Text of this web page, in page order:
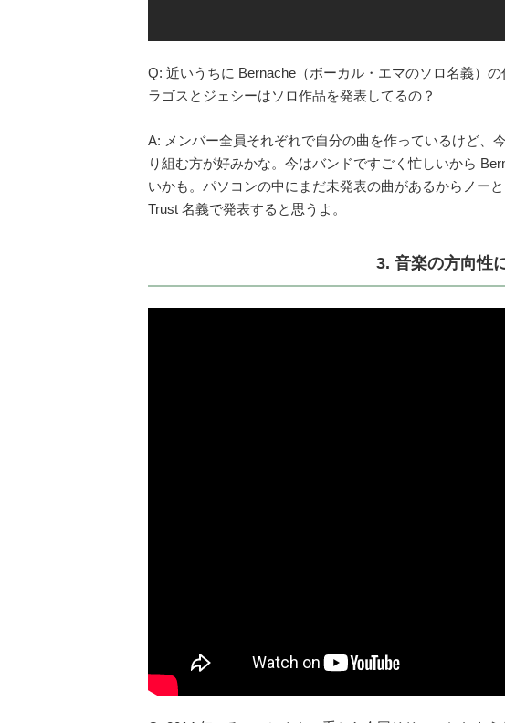
Q: 近いうちに Bernache（ボーカル・エマのソロ名義）
ラゴスとジェシーはソロ作品を発表してるの？
A: メンバー全員それぞれで自分の曲を作っているけど、
り組む方が好みかな。今はバンドですごく忙しいから
いかも。パソコンの中にまだ未発表の曲があるからノー
Trust 名義で発表すると思うよ。
3. 音楽の方向性